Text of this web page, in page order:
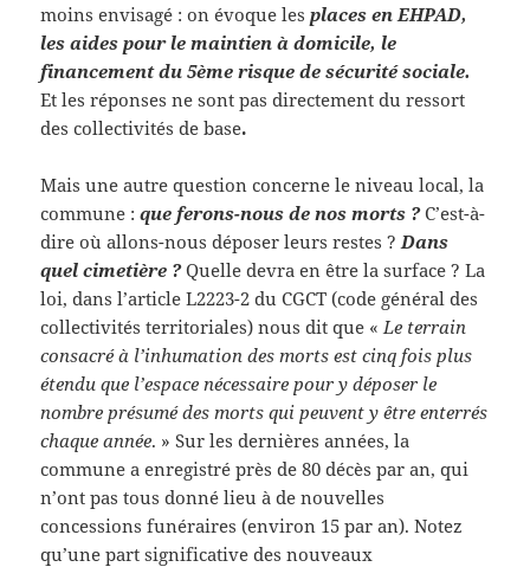
moins envisagé : on évoque les places en EHPAD,
les aides pour le maintien à domicile, le
financement du 5ème risque de sécurité sociale.
Et les réponses ne sont pas directement du ressort
des collectivités de base.
Mais une autre question concerne le niveau local, la
commune :que ferons-nous de nos morts ?C’est-à-
dire où allons-nous déposer leurs restes ? Dans
quel cimetière ?Quelle devra en être la surface ? La
loi, dans l’article L2223-2 du CGCT (code général des
collectivités territoriales) nous dit que « Le terrain
consacré à l’inhumation des morts est cinq fois plus
étendu que l’espace nécessaire pour y déposer le
nombre présumé des morts qui peuvent y être enterrés
chaque année. » Sur les dernières années, la
commune a enregistré près de 80 décès par an, qui
n’ont pas tous donné lieu à de nouvelles
concessions funéraires (environ 15 par an). Notez
qu’une part significative des nouveaux